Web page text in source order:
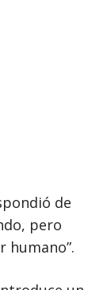
de
pero
humano”.